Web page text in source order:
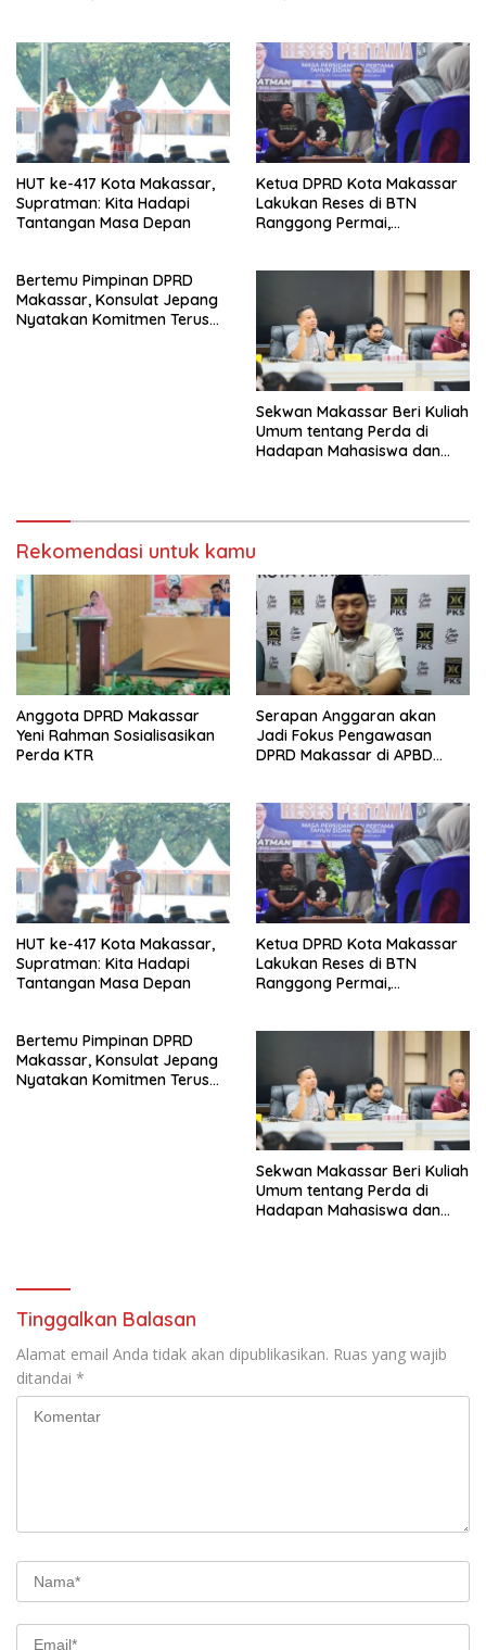
HUT ke-417 Kota Makassar,
Supratman: Kita Hadapi
Tantangan Masa Depan
Ketua DPRD Kota Makassar
Lakukan Reses di BTN
Ranggong Permai,
Bertemu Pimpinan DPRD
Makassar, Konsulat Jepang
Nyatakan Komitmen Terus
Sekwan Makassar Beri Kuliah
Umum tentang Perda di
Hadapan Mahasiswa dan
Rekomendasi untuk kamu
Anggota DPRD Makassar
Yeni Rahman Sosialisasikan
Perda KTR
Serapan Anggaran akan
Jadi Fokus Pengawasan
DPRD Makassar di APBD
HUT ke-417 Kota Makassar,
Supratman: Kita Hadapi
Tantangan Masa Depan
Ketua DPRD Kota Makassar
Lakukan Reses di BTN
Ranggong Permai,
Bertemu Pimpinan DPRD
Makassar, Konsulat Jepang
Nyatakan Komitmen Terus
Sekwan Makassar Beri Kuliah
Umum tentang Perda di
Hadapan Mahasiswa dan
Tinggalkan Balasan
Alamat email Anda tidak akan dipublikasikan. Ruas yang wajib
ditandai *